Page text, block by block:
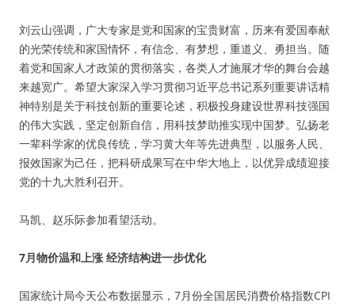
刘云山强调，广大专家是党和国家的宝贵财富，历来有爱国奉献
的光荣传统和家国情怀，有信念、有梦想，重道义、勇担当。随
着党和国家人才政策的贯彻落实，各类人才施展才华的舞台会越
来越宽广。希望大家深入学习贯彻习近平总书记系列重要讲话精
神特别是关于科技创新的重要论述，积极投身建设世界科技强国
的伟大实践，坚定创新自信，用科技梦助推实现中国梦。弘扬老
一辈科学家的优良传统，学习黄大年等先进典型，以服务人民、
报效国家为己任，把科研成果写在中华大地上，以优异成绩迎接
党的十九大胜利召开。
马凯、赵乐际参加看望活动。
7月物价温和上涨 经济结构进一步优化
国家统计局今天公布数据显示，7月份全国居民消费价格指数CPI